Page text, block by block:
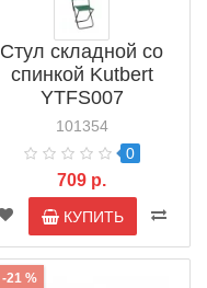
Стул складной со
спинкой Kutbert
YTFS007
101354
0
709 р.
КУПИТЬ
-21 %